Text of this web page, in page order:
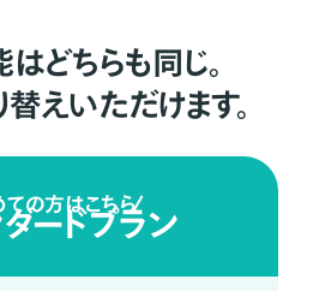
どちらも同じ。
えいただけます。
ての方はこちら
ードプラン